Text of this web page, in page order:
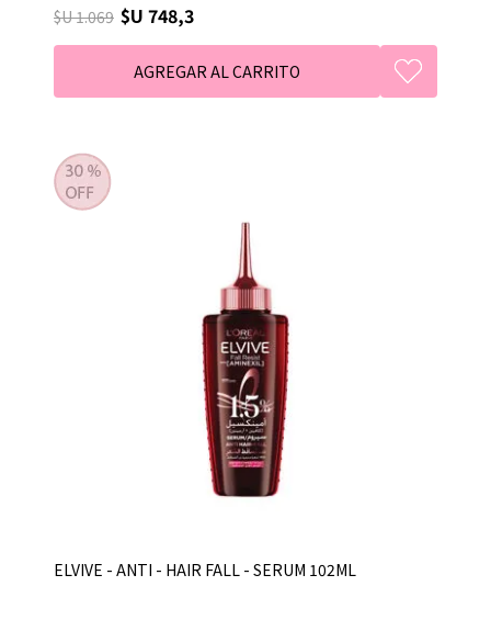
$U 1.069 $U 748,3
ELVIVE - ANTI - HAIR FALL - SERUM 102ML